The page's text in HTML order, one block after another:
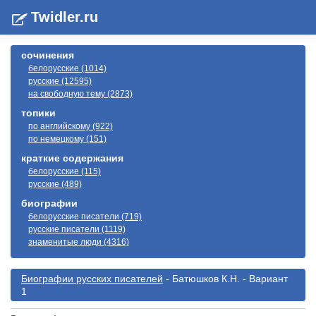
Twidler.ru
сочинения
белорусские (1014)
русские (12595)
на свободную тему (2873)
топики
по английскому (922)
по немецкому (151)
краткие содержания
белорусские (115)
русские (489)
биографии
белорусские писатели (719)
русские писатели (1119)
знаменитые люди (4316)
Биографии русскиx писателей - Батюшков К.Н. - Вариант
1